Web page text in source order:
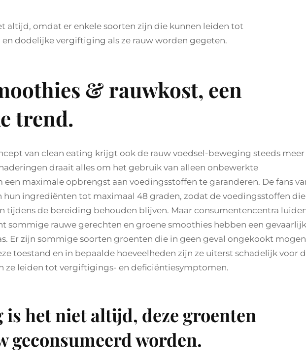
altijd, omdat er enkele soorten zijn die kunnen leiden tot
dodelijke vergiftiging als ze rauw worden gegeten.
& rauwkost, een
trend.
van clean eating krijgt ook de rauw voedsel-beweging steeds meer
draait alles om het gebruik van alleen onbewerkte
​​maximale opbrengst aan voedingsstoffen te garanderen. De fans
hun ingrediënten tot maximaal 48 graden, zodat de voedingsstoffen die
tijdens de bereiding behouden blijven. Maar consumentencentra
sommige rauwe gerechten en groene smoothies hebben een gevaarlijk
Er zijn sommige soorten groenten die in geen geval ongekookt mogen
toestand en in bepaalde hoeveelheden zijn ze uiterst schadelijk voor
ze leiden tot vergiftigings- en deficiëntiesymptomen.
is het niet altijd, deze groenten
geconsumeerd worden.